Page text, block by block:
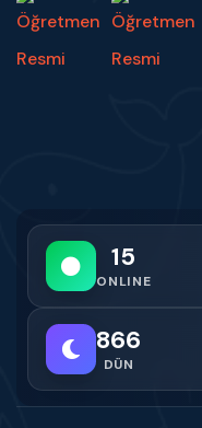
15
ONLINE
866
DÜN